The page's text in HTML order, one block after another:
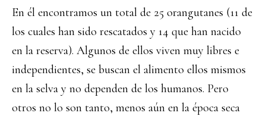
En él encontramos un total de 25 orangutanes (11 de
los cuales han sido rescatados y 14 que han nacido
en la reserva). Algunos de ellos viven muy libres e
independientes, se buscan el alimento ellos mismos
en la selva y no dependen de los humanos. Pero
otros no lo son tanto, menos aún en la época seca